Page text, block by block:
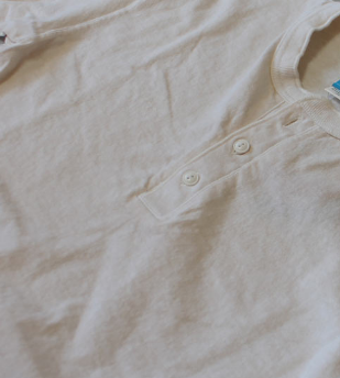
ご注意事項
製品染め後に、洗濯、乾燥済みのため、
です。着用していくうちに詰まっている
に馴染んでいきます。
※製品染め商品の特性上、一点一点染め上
ズに若干の誤差がございますので予めご
た、独特のユーズド感のある表情、多少
い目部分のしわ、編み地の筋やムラなど
素材の持つ不均一感やラフ感をお楽しみ